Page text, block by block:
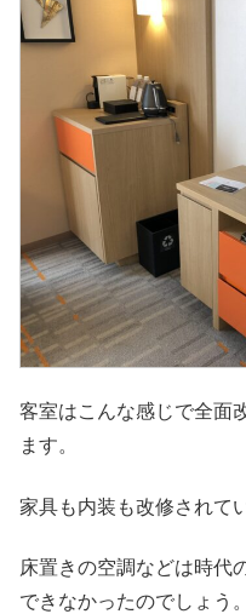
客室はこんな感じで全面
ます。
家具も内装も改修されて
床置きの空調などは時代
できなかったのでしょう。